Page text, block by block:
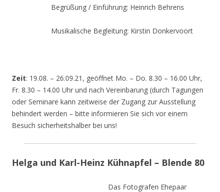
Begrüßung / Einführung: Heinrich Behrens
Musikalische Begleitung: Kirstin Donkervoort
Zeit: 19.08. – 26.09.21, geöffnet Mo. – Do. 8.30 – 16.00 Uhr,
Fr. 8.30 – 14.00 Uhr und nach Vereinbarung (durch Tagungen
oder Seminare kann zeitweise der Zugang zur Ausstellung
behindert werden – bitte informieren Sie sich vor einem
Besuch sicherheitshalber bei uns!
Helga und Karl-Heinz Kühnapfel – Blende 80
Das Fotografen Ehepaar